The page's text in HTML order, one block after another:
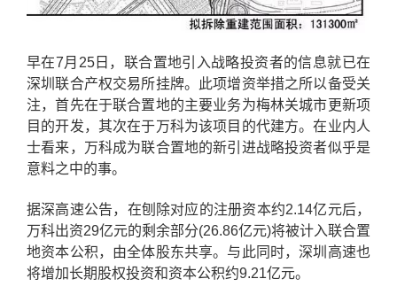
早在7月25日，联合置地引入战略投资者的信息就已在
深圳联合产权交易所挂牌。此项增资举措之所以备受关
注，首先在于联合置地的主要业务为梅林关城市更新项
目的开发，其次在于万科为该项目的代建方。在业内人
士看来，万科成为联合置地的新引进战略投资者似乎是
意料之中的事。
据深高速公告，在刨除对应的注册资本约2.14亿元后，
万科出资29亿元的剩余部分(26.86亿元)将被计入联合置
地资本公积，由全体股东共享。与此同时，深圳高速也
将增加长期股权投资和资本公积约9.21亿元。